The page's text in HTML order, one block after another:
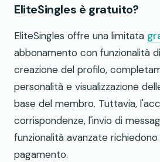
EliteSingles è gratuito?
EliteSingles offre una limitata
abbonamento con funzionalità
creazione del profilo,
personalità e visualizzazione
base del membro. Tuttavia,
corrispondenze, l'invio di
funzionalità avanzate
pagamento.